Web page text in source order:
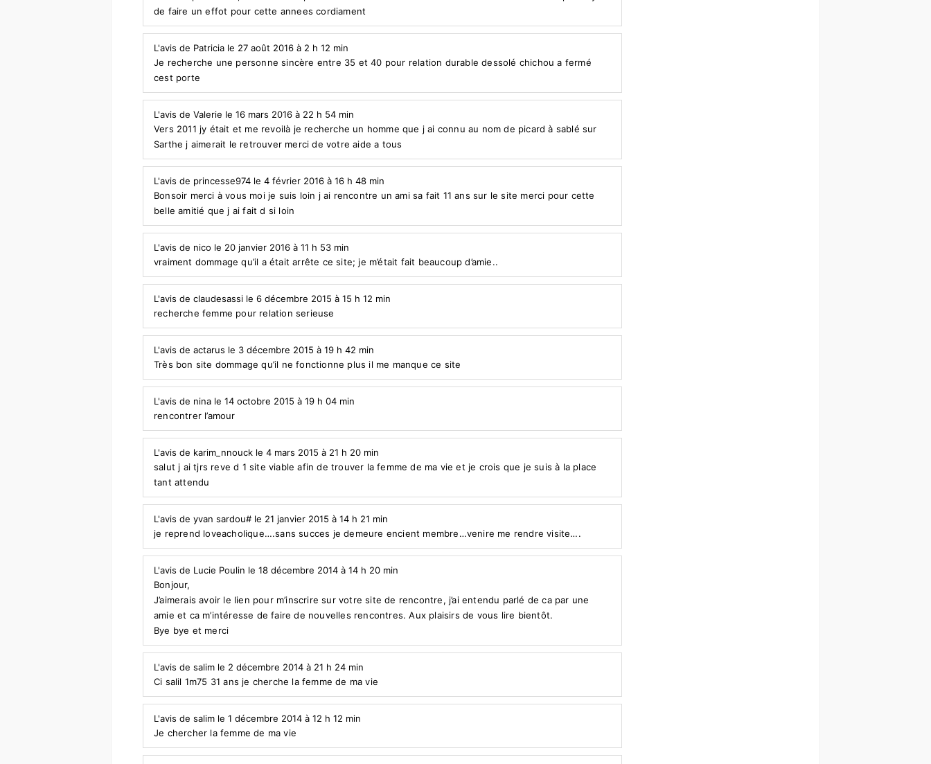
de faire un effot pour cette annees cordiament
L'avis de Patricia le 27 août 2016 à 2 h 12 min
Je recherche une personne sincère entre 35 et 40 pour relation durable dessolé chichou a fermé
cest porte
L'avis de Valerie le 16 mars 2016 à 22 h 54 min
Vers 2011 jy était et me revoilà je recherche un homme que j ai connu au nom de picard à sablé sur
Sarthe j aimerait le retrouver merci de votre aide a tous
L'avis de princesse974 le 4 février 2016 à 16 h 48 min
Bonsoir merci à vous moi je suis loin j ai rencontre un ami sa fait 11 ans sur le site merci pour cette
belle amitié que j ai fait d si loin
L'avis de nico le 20 janvier 2016 à 11 h 53 min
vraiment dommage qu’il a était arrête ce site; je m’était fait beaucoup d’amie..
L'avis de claudesassi le 6 décembre 2015 à 15 h 12 min
recherche femme pour relation serieuse
L'avis de actarus le 3 décembre 2015 à 19 h 42 min
Très bon site dommage qu’il ne fonctionne plus il me manque ce site
L'avis de nina le 14 octobre 2015 à 19 h 04 min
rencontrer l’amour
L'avis de karim_nnouck le 4 mars 2015 à 21 h 20 min
salut j ai tjrs reve d 1 site viable afin de trouver la femme de ma vie et je crois que je suis à la place
tant attendu
L'avis de yvan sardou# le 21 janvier 2015 à 14 h 21 min
je reprend loveacholique….sans succes je demeure encient membre…venire me rendre visite….
L'avis de Lucie Poulin le 18 décembre 2014 à 14 h 20 min
Bonjour,
J’aimerais avoir le lien pour m’inscrire sur votre site de rencontre, j’ai entendu parlé de ca par une
amie et ca m’intéresse de faire de nouvelles rencontres. Aux plaisirs de vous lire bientôt.
Bye bye et merci
L'avis de salim le 2 décembre 2014 à 21 h 24 min
Ci salil 1m75 31 ans je cherche la femme de ma vie
L'avis de salim le 1 décembre 2014 à 12 h 12 min
Je chercher la femme de ma vie